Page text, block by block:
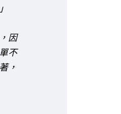
因
不
，